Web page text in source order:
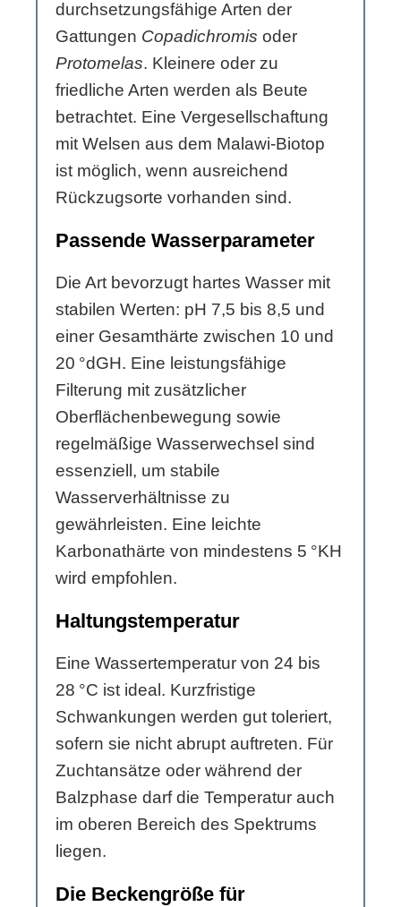
durchsetzungsfähige Arten der
Gattungen Copadichromis oder
Protomelas. Kleinere oder zu
friedliche Arten werden als Beute
betrachtet. Eine Vergesellschaftung
mit Welsen aus dem Malawi-Biotop
ist möglich, wenn ausreichend
Rückzugsorte vorhanden sind.
Passende Wasserparameter
Die Art bevorzugt hartes Wasser mit
stabilen Werten: pH 7,5 bis 8,5 und
einer Gesamthärte zwischen 10 und
20 °dGH. Eine leistungsfähige
Filterung mit zusätzlicher
Oberflächenbewegung sowie
regelmäßige Wasserwechsel sind
essenziell, um stabile
Wasserverhältnisse zu
gewährleisten. Eine leichte
Karbonathärte von mindestens 5 °KH
wird empfohlen.
Haltungstemperatur
Eine Wassertemperatur von 24 bis
28 °C ist ideal. Kurzfristige
Schwankungen werden gut toleriert,
sofern sie nicht abrupt auftreten. Für
Zuchtansätze oder während der
Balzphase darf die Temperatur auch
im oberen Bereich des Spektrums
liegen.
Die Beckengröße für